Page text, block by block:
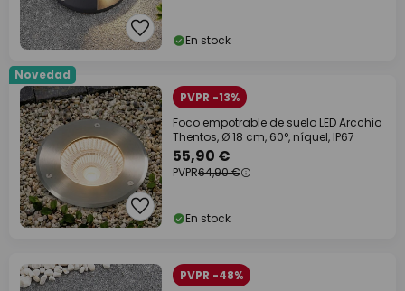
En stock
Novedad
PVPR -13%
Foco empotrable de suelo LED Arcchio
Thentos, Ø 18 cm, 60°, níquel, IP67
55,90 €
PVPR64,90 €
En stock
PVPR -48%